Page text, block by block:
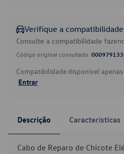
Verifique a compatibilidade
Consulte a compatibilidade
Código original consultado:
Compatibilidade disponível
Entrar
Descrição Características
Cabo de Reparo de Chicote